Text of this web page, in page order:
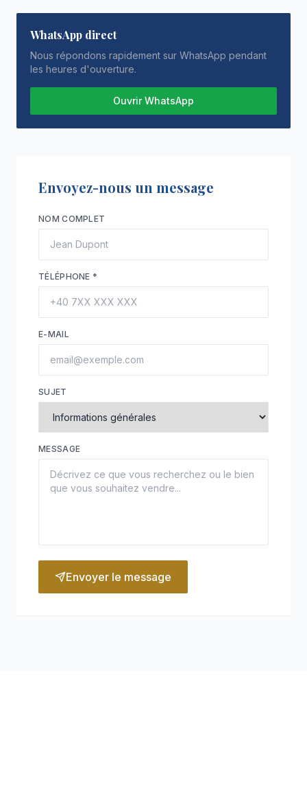
WhatsApp direct
Nous répondons rapidement sur WhatsApp pendant
les heures d'ouverture.
Ouvrir WhatsApp
Envoyez-nous un message
NOM COMPLET
TÉLÉPHONE *
E-MAIL
SUJET
MESSAGE
Envoyer le message